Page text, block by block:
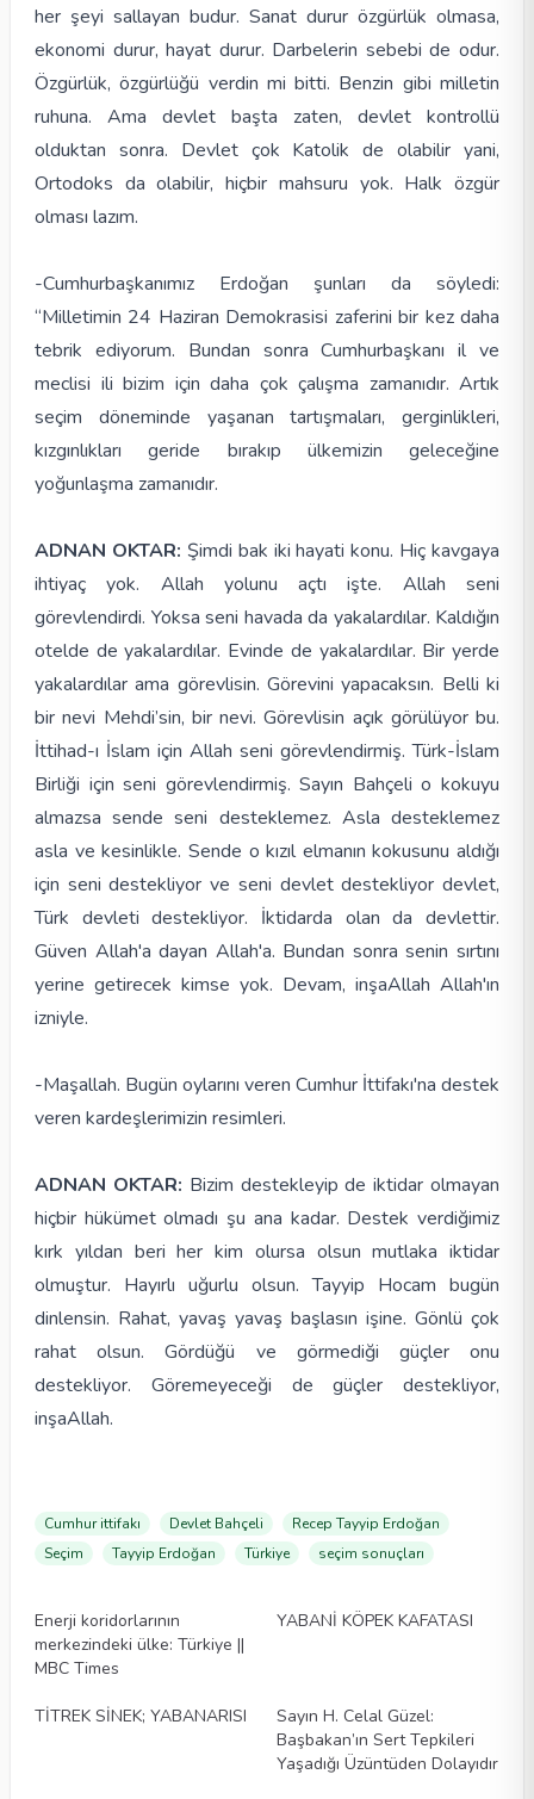
her şeyi sallayan budur. Sanat durur özgürlük olmasa,
ekonomi durur, hayat durur. Darbelerin sebebi de odur.
Özgürlük, özgürlüğü verdin mi bitti. Benzin gibi milletin
ruhuna. Ama devlet başta zaten, devlet kontrollü
olduktan sonra. Devlet çok Katolik de olabilir yani,
Ortodoks da olabilir, hiçbir mahsuru yok. Halk özgür
olması lazım.
-Cumhurbaşkanımız Erdoğan şunları da söyledi:
“Milletimin 24 Haziran Demokrasisi zaferini bir kez daha
tebrik ediyorum. Bundan sonra Cumhurbaşkanı il ve
meclisi ili bizim için daha çok çalışma zamanıdır. Artık
seçim döneminde yaşanan tartışmaları, gerginlikleri,
kızgınlıkları geride bırakıp ülkemizin geleceğine
yoğunlaşma zamanıdır.
ADNAN OKTAR: Şimdi bak iki hayati konu. Hiç kavgaya
ihtiyaç yok. Allah yolunu açtı işte. Allah seni
görevlendirdi. Yoksa seni havada da yakalardılar. Kaldığın
otelde de yakalardılar. Evinde de yakalardılar. Bir yerde
yakalardılar ama görevlisin. Görevini yapacaksın. Belli ki
bir nevi Mehdi’sin, bir nevi. Görevlisin açık görülüyor bu.
İttihad-ı İslam için Allah seni görevlendirmiş. Türk-İslam
Birliği için seni görevlendirmiş. Sayın Bahçeli o kokuyu
almazsa sende seni desteklemez. Asla desteklemez
asla ve kesinlikle. Sende o kızıl elmanın kokusunu aldığı
için seni destekliyor ve seni devlet destekliyor devlet,
Türk devleti destekliyor. İktidarda olan da devlettir.
Güven Allah'a dayan Allah'a. Bundan sonra senin sırtını
yerine getirecek kimse yok. Devam, inşaAllah Allah'ın
izniyle.
-Maşallah. Bugün oylarını veren Cumhur İttifakı'na destek
veren kardeşlerimizin resimleri.
ADNAN OKTAR: Bizim destekleyip de iktidar olmayan
hiçbir hükümet olmadı şu ana kadar. Destek verdiğimiz
kırk yıldan beri her kim olursa olsun mutlaka iktidar
olmuştur. Hayırlı uğurlu olsun. Tayyip Hocam bugün
dinlensin. Rahat, yavaş yavaş başlasın işine. Gönlü çok
rahat olsun. Gördüğü ve görmediği güçler onu
destekliyor. Göremeyeceği de güçler destekliyor,
inşaAllah.
Cumhur ittifakı Devlet Bahçeli
Recep Tayyip Erdoğan
Seçim
Tayyip Erdoğan Türkiye seçim sonuçları
Enerji koridorlarının
merkezindeki ülke: Türkiye ||
MBC Times
YABANİ KÖPEK KAFATASI
TİTREK SİNEK; YABANARISI
Sayın H. Celal Güzel:
Başbakan’ın Sert Tepkileri
Yaşadığı Üzüntüden Dolayıdır